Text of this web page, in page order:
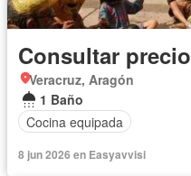
Consultar precio
Veracruz, Aragón
1 Baño
Cocina equipada
8 jun 2026 en Easyavvisi